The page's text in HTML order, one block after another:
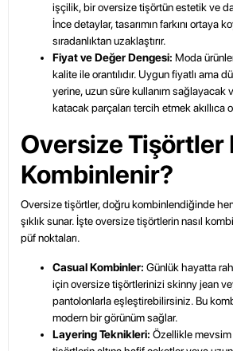
işçilik, bir oversize tişörtün estetik ve
İnce detaylar, tasarımın farkını ortaya
sıradanlıktan uzaklaştırır.
Fiyat ve Değer Dengesi: Moda
kalite ile orantılıdır. Uygun fiyatlı ama
yerine, uzun süre kullanım sağlayacak
katacak parçaları tercih etmek akıllıca
Oversize Tişörtler
Kombinlenir?
Oversize tişörtler, doğru kombinlendiğinde
şıklık sunar. İşte oversize tişörtlerin nasıl
püf noktaları.
Casual Kombinler: Günlük hayatta
içinoversize tişörtlerinizi skinny jean
pantolonlarla eşleştirebilirsiniz. Bu
modern bir görünüm sağlar.
Layering Teknikleri: Özellikle